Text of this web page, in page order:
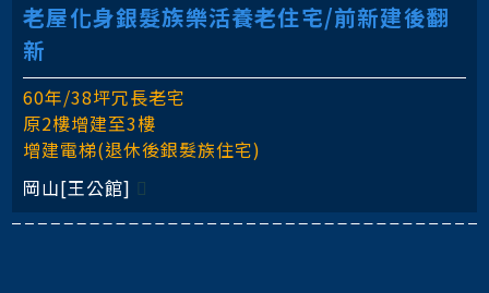
老屋化身銀髮族樂活養老住宅/前新建後翻
新
60年/38坪冗長老宅
原2樓增建至3樓
增建電梯(退休後銀髮族住宅)
岡山[王公館]